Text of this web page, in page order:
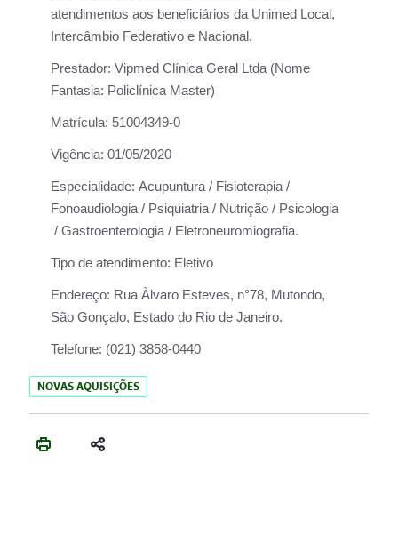
atendimentos aos beneficiários da Unimed Local,
Intercâmbio Federativo e Nacional.
Prestador: Vipmed Clínica Geral Ltda (Nome
Fantasia: Policlínica Master)
Matrícula: 51004349-0
Vigência: 01/05/2020
Especialidade: Acupuntura / Fisioterapia /
Fonoaudiologia / Psiquiatria / Nutrição / Psicologia
/ Gastroenterologia / Eletroneuromiografia.
Tipo de atendimento: Eletivo
Endereço: Rua Àlvaro Esteves, n°78, Mutondo,
São Gonçalo, Estado do Rio de Janeiro.
Telefone: (021) 3858-0440
NOVAS AQUISIÇÕES